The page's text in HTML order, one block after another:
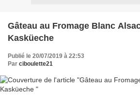
Gâteau au Fromage Blanc
Kasküeche
Publié le 20/07/2019 à 22:53
Par ciboulette21